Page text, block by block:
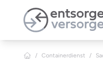
/ Containerdienst /